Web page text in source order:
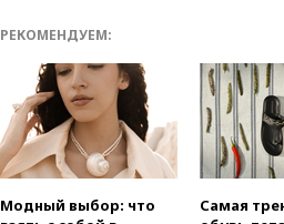
РЕКОМЕНДУЕМ:
Модный выбор: что
Самая